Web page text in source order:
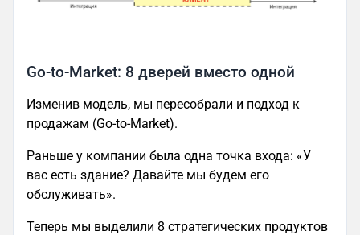
Go-to-Market: 8 дверей вместо одной
Изменив модель, мы пересобрали и подход к
продажам (Go-to-Market).
Раньше у компании была одна точка входа: «У
вас есть здание? Давайте мы будем его
обслуживать».
Теперь мы выделили 8 стратегических продуктов